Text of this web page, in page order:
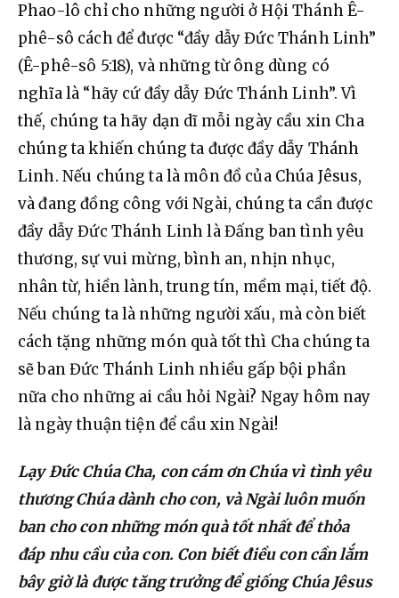
Phao-lô chỉ cho những người ở Hội Thánh Ê-
phê-sô cách để được “đầy dẫy Đức Thánh Linh”
(Ê-phê-sô 5:18), và những từ ông dùng có
nghĩa là “hãy cứ đầy dẫy Đức Thánh Linh”. Vì
thế, chúng ta hãy dạn dĩ mỗi ngày cầu xin Cha
chúng ta khiến chúng ta được đầy dẫy Thánh
Linh. Nếu chúng ta là môn đồ của Chúa Jêsus,
và đang đồng công với Ngài, chúng ta cần được
đầy dẫy Đức Thánh Linh là Đấng ban tình yêu
thương, sự vui mừng, bình an, nhịn nhục,
nhân từ, hiền lành, trung tín, mềm mại, tiết độ.
Nếu chúng ta là những người xấu, mà còn biết
cách tặng những món quà tốt thì Cha chúng ta
sẽ ban Đức Thánh Linh nhiều gấp bội phần
nữa cho những ai cầu hỏi Ngài? Ngay hôm nay
là ngày thuận tiện để cầu xin Ngài!
Lạy Đức Chúa Cha, con cám ơn Chúa vì tình yêu
thương Chúa dành cho con, và Ngài luôn muốn
ban cho con những món quà tốt nhất để thỏa
đáp nhu cầu của con. Con biết điều con cần lắm
bây giờ là được tăng trưởng để giống Chúa Jêsus